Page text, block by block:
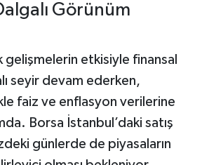
Görünüm
gelişmelerin etkisiyle finansal
seyir devam ederken,
faiz ve enflasyon verilerine
Borsa İstanbul’daki satış
günlerde de piyasaların